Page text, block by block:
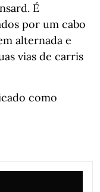
É
por um cabo
alternada e
vias de carris
como